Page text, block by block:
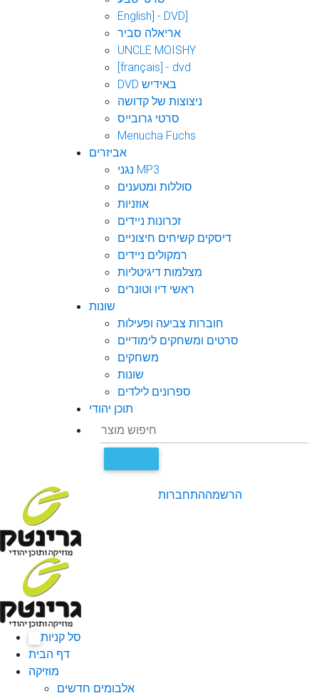
English] - DVD]
אריאלה סביר
UNCLE MOISHY
[français] - dvd
DVD באידיש
ניצוצות של קדושה
סרטי גרובייס
Menucha Fuchs
אביזרים
נגני MP3
סוללות ומטענים
אוזניות
זכרונות ניידים
דיסקים קשיחים חיצוניים
רמקולים ניידים
מצלמות דיגיטליות
ראשי דיו וטונרים
שונות
חוברות צביעה ופעילות
סרטים ומשחקים לימודיים
משחקים
שונות
ספרונים לילדים
תוכן יהודי
התחברותהרשמה
סל קניות
דף הבית
מוזיקה
אלבומים חדשים